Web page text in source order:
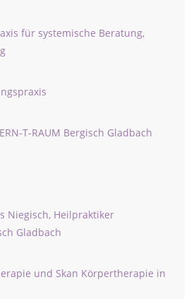
für systemische Beratung,
T-RAUM Bergisch Gladbach
Niegisch, Heilpraktiker
Gladbach
und Skan Körpertherapie in